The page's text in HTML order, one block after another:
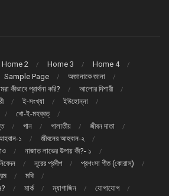
Home 2 Home 3
Home 4
Sample Page
অজানাকে জানা
কীভাবে প্রার্থনা করি?
আলোর দিশারী
ই-সংখ্যা
ইউহোন্না
খো-ই-মহব্বত্
গান গালাতীয়
জীবন দাতা
১
জীবনের আহবান-২
নাজাত লাভের উপায় কী?- ১
নূরের প্রদীপ
প্রশংসা গীত (কোরাস্)
মথি
মার্ক ম্যাগাজিন
যোগাযোগ